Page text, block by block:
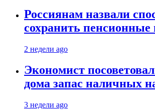
Россиянам назвали
сохранить пенсионные
2 недели ago
Экономист
дома запас наличных
3 недели ago